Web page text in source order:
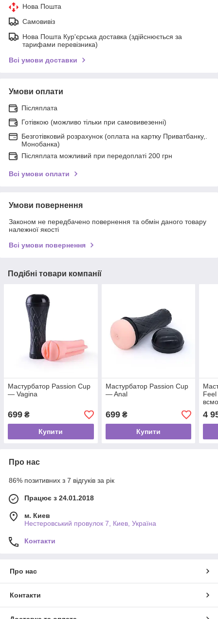
Нова Пошта
Самовивіз
Нова Пошта Кур'єрська доставка (здійснюється за
тарифами перевізника)
Всі умови доставки
Умови оплати
Післяплата
Готівкою (можливо тільки при самовивезенні)
Безготівковий розрахунок (оплата на картку Приватбанку,.
Монобанка)
Післяплата можливий при передоплаті 200 грн
Всі умови оплати
Умови повернення
Законом не передбачено повернення та обмін даного товару
належної якості
Всі умови повернення
Подібні товари компанії
Мастурбатор Passion Cup
— Vagina
699 ₴
Купити
Мастурбатор Passion Cup
— Anal
699₴
Купити
Feel
4
Про нас
86% позитивних з 7 відгуків за рік
Працює з 24.01.2018
м. Киев
Нестеровський провулок 7, Киев, Україна
Контакти
Про нас
Контакти